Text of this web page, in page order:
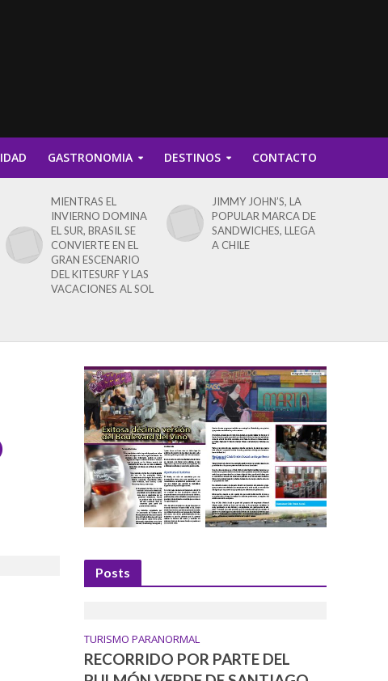
GASTRONOMIA DESTINOS CONTACTO
MIENTRAS EL
INVIERNO DOMINA
EL SUR, BRASIL SE
CONVIERTE EN EL
GRAN ESCENARIO
DEL KITESURF Y LAS
VACACIONES AL SOL
JIMMY JOHN’S, LA
POPULAR MARCA DE
SANDWICHES, LLEGA
A CHILE
Posts
TURISMO PARANORMAL
RECORRIDO POR PARTE DEL